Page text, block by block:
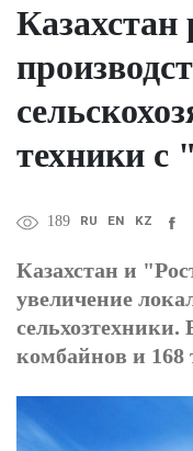
техники с
189 RU EN KZ
Казахстан и
увеличение
сельхозтехники.
комбайнов и 168